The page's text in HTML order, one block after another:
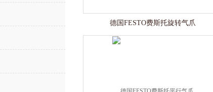
德国FESTO费斯托旋转气爪